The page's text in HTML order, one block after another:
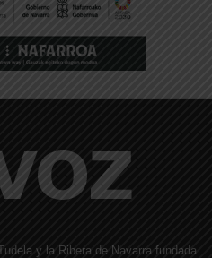
y la Ribera de Navarra fundada